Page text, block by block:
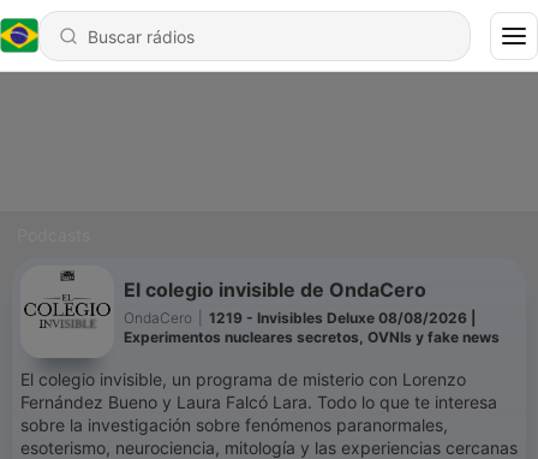
El colegio invisible de OndaCero
OndaCero
1219 - Invisibles Deluxe 08/08/2026 |
Experimentos nucleares secretos, OVNIs y fake news
El colegio invisible, un programa de misterio con Lorenzo
Fernández Bueno y Laura Falcó Lara. Todo lo que te interesa
sobre la investigación sobre fenómenos paranormales,
esoterismo, neurociencia, mitología y las experiencias cercanas